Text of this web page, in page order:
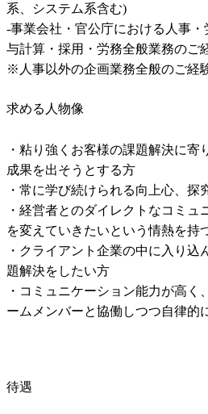
系、システム系含む)
-事業会社・官公庁における人事
与計算・採用・労務全般業務のご
※人事以外の企画業務全般のご経
求める人物像
・粘り強くお客様の課題解決に寄
成果を出そうとする方
・常に学び続けられる向上心、探
・経営者とのダイレクトなコミュ
を変えていきたいという情熱を持
・クライアント企業の中に入り込
題解決をしたい方
・コミュニケーション能力が高く
ームメンバーと協働しつつ自律的
待遇